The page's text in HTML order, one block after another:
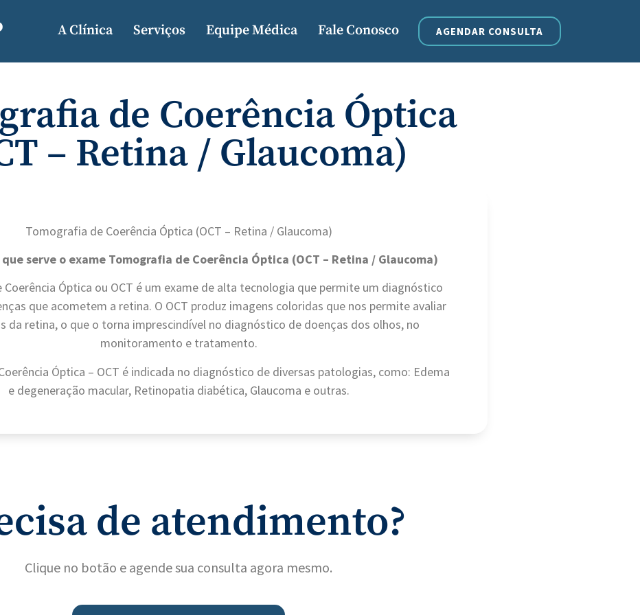
A Clínica Serviços Equipe Médica Fale Conosco AGENDAR CONSULTA
de Coerência Óptica
– Retina / Glaucoma)
Tomografia de Coerência Óptica (OCT – Retina / Glaucoma)
que serve o exame Tomografia de Coerência Óptica (OCT – Retina / Glaucoma)
Óptica ou OCT é um exame de alta tecnologia que permite um diagnóstico
que acometem a retina. O OCT produz imagens coloridas que nos permite avaliar
da retina, o que o torna imprescindível no diagnóstico de doenças dos olhos, no
monitoramento e tratamento.
Óptica – OCT é indicada no diagnóstico de diversas patologias, como: Edema
e degeneração macular, Retinopatia diabética, Glaucoma e outras.
de atendimento?
Clique no botão e agende sua consulta agora mesmo.